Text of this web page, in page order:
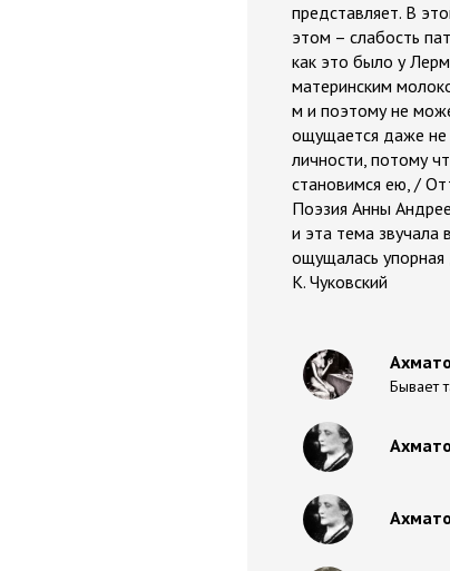
представляет. В
этом – слабость
как это было у
материнским
м и поэтому не
ощущается даже не
личности, потому
становимся ею, /
Поэзия Анны
и эта тема звучала
ощущалась упорная
К. Чуковский
Бывает